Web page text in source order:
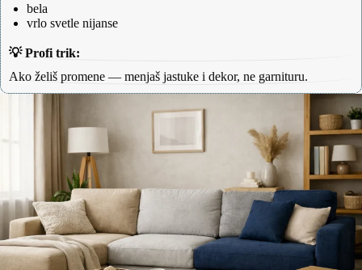
bela
vrlo svetle nijanse
💡 Profi trik:
Ako želiš promene — menjaš jastuke i dekor, ne garnituru.